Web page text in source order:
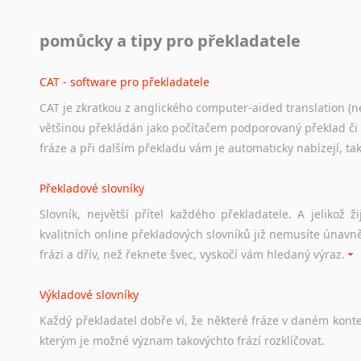
Odkazy poskytující cenné informace nekomerčního
Studium v Austrálii
Soubor odkazů užitečných všem, kteří uvažují o studiu v
a zázemí, australské univerzity a samozřejmě i osobní
Práce v Austrálii
Odkazy poskytující cenné informace nekomerčního
hledat práci na internetu případně osobní zkušenosti
Hledáte-li
práci
stejná obecná pravidla, jako pro český životopis. Tak dost
pomůcky a tipy pro překladatele
CAT - software pro překladatele
CAT je zkratkou z anglického computer-aided translation
většinou překládán jako počítačem podporovaný překlad
fráze a při dalším překladu vám je automaticky nabízejí,
Překladové slovníky
Slovník, největší přítel každého překladatele. A jelikož
kvalitních online překladových slovníků již nemusíte
frázi a dřív, než řeknete švec, vyskočí vám hledaný výraz.
Výkladové slovníky
Každý překladatel dobře ví, že některé fráze v daném
kterým je možné význam takovýchto frází rozklíčovat.